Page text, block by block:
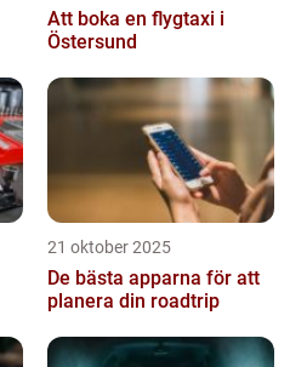
Att boka en flygtaxi i
Östersund
21 oktober 2025
De bästa apparna för att
planera din roadtrip